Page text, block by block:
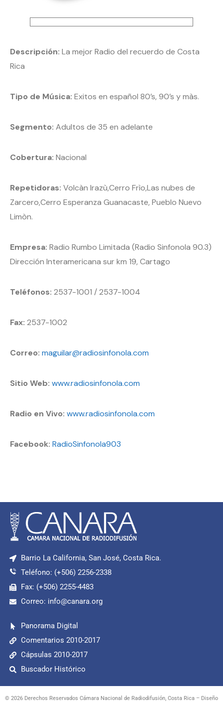
Descripción: La mejor Radio del recuerdo de Costa
Rica
Tipo de Música: Exitos en español 80’s, 90’s y màs.
Segmento: Adultos de 35 en adelante
Cobertura: Nacional
Repetidoras: Volcàn Irazù,Cerro Frìo,Las nubes de
Zarcero,Cerro Esperanza Guanacaste, Pueblo Nuevo
Limòn.
Empresa: Radio Rumbo Limitada (Radio Sinfonola 90.3)
Dirección Interamericana sur km 19, Cartago
Teléfonos: 2537-1001 / 2537-1004
Fax: 2537-1002
Correo: maguilar@radiosinfonola.com
Sitio Web: www.radiosinfonola.com
Radio en Vivo: www.radiosinfonola.com
Facebook: RadioSinfonola903
Barrio La California, San José, Costa Rica.
Teléfono: (+506) 2256-2338
Fax: (+506) 2255-4483
Correo: info@canara.org
Panorama Digital
Comentarios 2010-2017
Cápsulas 2010-2017
Buscador Histórico
© 2026 Derechos Reservados Cámara Nacional de Radiodifusión, Costa Rica – Diseño